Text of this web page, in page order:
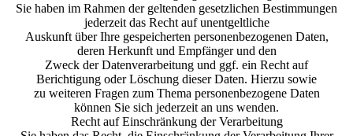
Sie haben im Rahmen der geltenden gesetzlichen Bestimmungen
jederzeit das Recht auf unentgeltliche
Auskunft über Ihre gespeicherten personenbezogenen Daten,
deren Herkunft und Empfänger und den
Zweck der Datenverarbeitung und ggf. ein Recht auf
Berichtigung oder Löschung dieser Daten. Hierzu sowie
zu weiteren Fragen zum Thema personenbezogene Daten
können Sie sich jederzeit an uns wenden.
Recht auf Einschränkung der Verarbeitung